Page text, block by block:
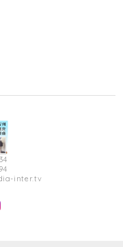
inter.tv